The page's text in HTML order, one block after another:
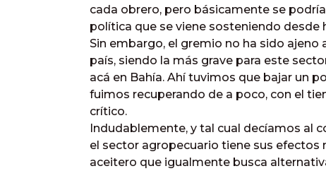
cada obrero, pero básicamente se
política que se viene sosteniendo desde
Sin embargo, el gremio no ha sido
país, siendo la más grave para este
acá en Bahía. Ahí tuvimos que bajar un
fuimos recuperando de a poco, con el
crítico.
Indudablemente, y tal cual decíamos al
el sector agropecuario tiene sus
aceitero que igualmente busca